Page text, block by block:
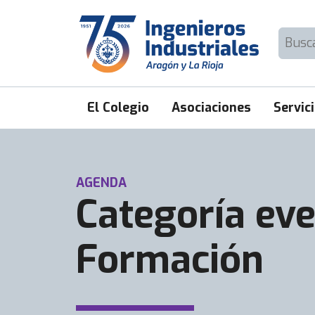
Buscar:
El Colegio Asociaciones
AGENDA
Categoría
Formación